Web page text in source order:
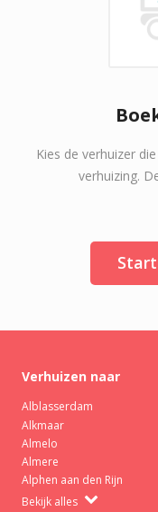
Kies de verhuizer
verhuizing.
Verhuizen naar
Alblasserdam
Alkmaar
Almelo
Almere
Alphen aan den Rijn
Bekijk alles